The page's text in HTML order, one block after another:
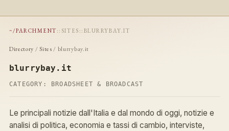
~/PARCHMENT :: SITES :: BLURRYBAY.IT
Directory /Sites / blurrybay.it
blurrybay.it
CATEGORY: BROADSHEET & BROADCAST
Le principali notizie dall'Italia e dal mondo di oggi, notizie e
analisi di politica, economia e tassi di cambio, interviste,